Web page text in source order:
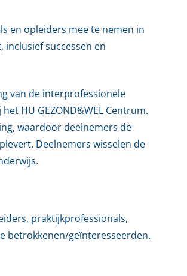
en opleiders mee te nemen in
successen en
van de interprofessionele
HU GEZOND&WEL Centrum.
waardoor deelnemers de
Deelnemers wisselen de
praktijkprofessionals,
betrokkenen/geïnteresseerden.